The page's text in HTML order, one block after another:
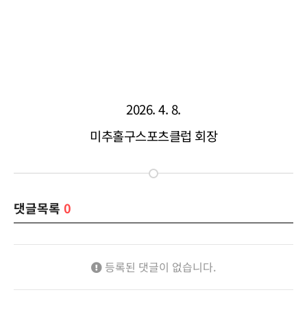
2026. 4. 8.
미추홀구스포츠클럽 회장
댓글목록 0
등록된 댓글이 없습니다.